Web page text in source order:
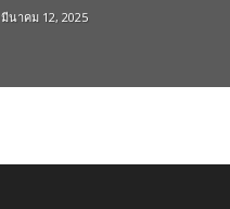
มีนาคม 12, 2025